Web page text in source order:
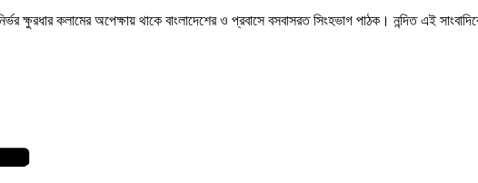
ক্ষুরধার কলামের অপেক্ষায় থাকে বাংলাদেশের ও প্রবাসে বসবাসরত সিংহভাগ পাঠক। নন্দিত এই